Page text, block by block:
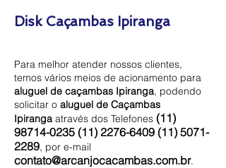
Disk Caçambas Ipiranga
Para melhor atender nossos clientes,
temos vários meios de acionamento para
aluguel de caçambas Ipiranga, podendo
solicitar o aluguel de Caçambas
Ipiranga através dos Telefones (11)
98714-0235 (11) 2276-6409 (11) 5071-
2289, por e-mail
contato@arcanjocacambas.com.br.